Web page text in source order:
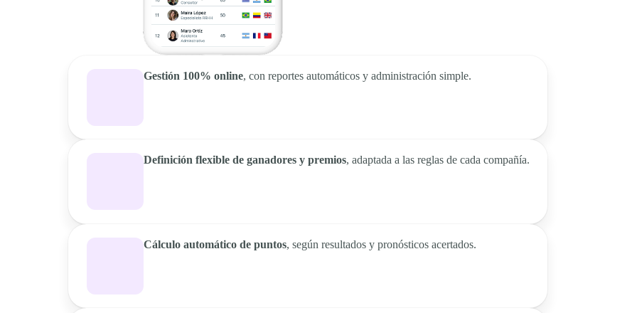
Gestión 100% online, con reportes automáticos y administración simple.
Definición flexible de ganadores y premios, adaptada a las reglas de cada compañía.
Cálculo automático de puntos, según resultados y pronósticos acertados.